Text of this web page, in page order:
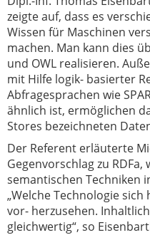
zeigte auf, dass es
Wissen für Maschinen
machen. Man kann dies
und OWL realisieren.
mit Hilfe logik- basierter
Abfragesprachen wie
ähnlich ist, ermöglichen
Stores bezeichneten
Der Referent erläuterte
Gegenvorschlag zu
semantischen Techniken
„Welche Technologie
vor- herzusehen.
gleichwertig“, so